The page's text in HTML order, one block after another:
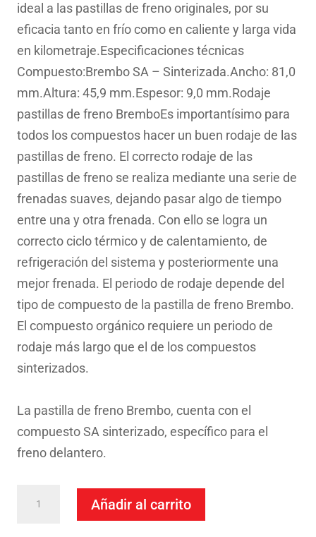
ideal a las pastillas de freno originales, por su
eficacia tanto en frío como en caliente y larga vida
en kilometraje.Especificaciones técnicas
Compuesto:Brembo SA – Sinterizada.Ancho: 81,0
mm.Altura: 45,9 mm.Espesor: 9,0 mm.Rodaje
pastillas de freno BremboEs importantísimo para
todos los compuestos hacer un buen rodaje de las
pastillas de freno. El correcto rodaje de las
pastillas de freno se realiza mediante una serie de
frenadas suaves, dejando pasar algo de tiempo
entre una y otra frenada. Con ello se logra un
correcto ciclo térmico y de calentamiento, de
refrigeración del sistema y posteriormente una
mejor frenada. El periodo de rodaje depende del
tipo de compuesto de la pastilla de freno Brembo.
El compuesto orgánico requiere un periodo de
rodaje más largo que el de los compuestos
sinterizados.
La pastilla de freno Brembo, cuenta con el
compuesto SA sinterizado, específico para el
freno delantero.
Añadir al carrito